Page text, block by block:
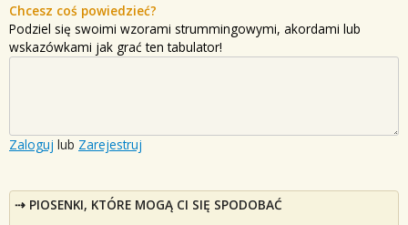
Chcesz coś powiedzieć?
Podziel się swoimi wzorami strummingowymi, akordami lub
wskazówkami jak grać ten tabulator!
Zaloguj lub Zarejestruj
PIOSENKI, KTÓRE MOGĄ CI SIĘ SPODOBAĆ